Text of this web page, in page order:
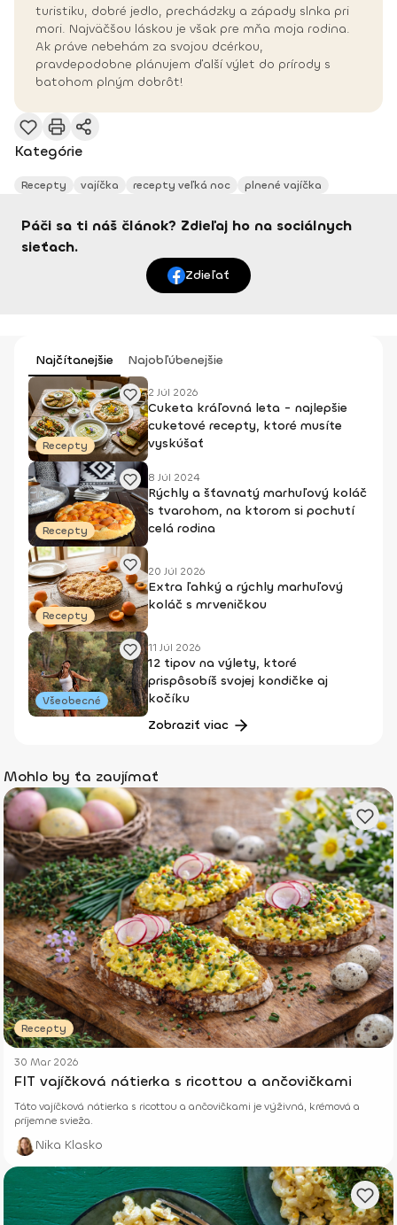
turistiku, dobré jedlo, prechádzky a západy slnka pri
mori. Najväčšou láskou je však pre mňa moja rodina.
Ak práve nebehám za svojou dcérkou,
pravdepodobne plánujem ďalší výlet do prírody s
batohom plným dobrôt!
Kategórie
Recepty vajíčka recepty veľká noc plnené vajíčka
Páči sa ti náš článok? Zdieľaj ho na sociálnych
sieťach.
Zdieľať
Najčítanejšie Najobľúbenejšie
Recepty
2 Júl 2026
Cuketa kráľovná leta - najlepšie
cuketové recepty, ktoré musíte
vyskúšať
Recepty
8 Júl 2024
Rýchly a šťavnatý marhuľový koláč
s tvarohom, na ktorom si pochutí
celá rodina
Recepty
20 Júl 2026
Extra ľahký a rýchly marhuľový
koláč s mrveničkou
Všeobecné
11 Júl 2026
12 tipov na výlety, ktoré
prispôsobíš svojej kondičke aj
kočíku
Zobraziť viac
Mohlo by ťa zaujímať
Recepty
30 Mar 2026
FIT vajíčková nátierka s ricottou a ančovičkami
Táto vajíčková nátierka s ricottou a ančovičkami je výživná, krémová a
príjemne svieža.
Nika Klasko